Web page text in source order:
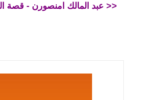
عبد المالك امنصورن - قصة المؤمن و الكافر >>